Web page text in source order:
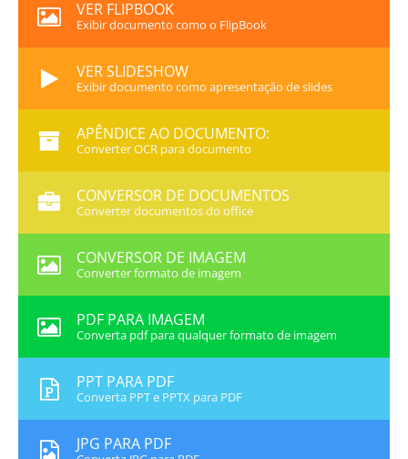
VER FLIPBOOK
Exibir documento como o FlipBook
VER SLIDESHOW
Exibir documento como apresentação de slides
APÊNDICE AO DOCUMENTO:
Converter OCR para documento
CONVERSOR DE DOCUMENTOS
Converter documentos do office
CONVERSOR DE IMAGEM
Converter formato de imagem
PDF PARA IMAGEM
Converta pdf para qualquer formato de imagem
PPT PARA PDF
Converta PPT e PPTX para PDF
JPG PARA PDF